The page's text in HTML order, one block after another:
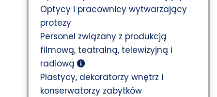
Optycy i pracownicy wytwarzający
protezy
Personel związany z produkcją
filmową, teatralną, telewizyjną i
radiową
Plastycy, dekoratorzy wnętrz i
konserwatorzy zabytków